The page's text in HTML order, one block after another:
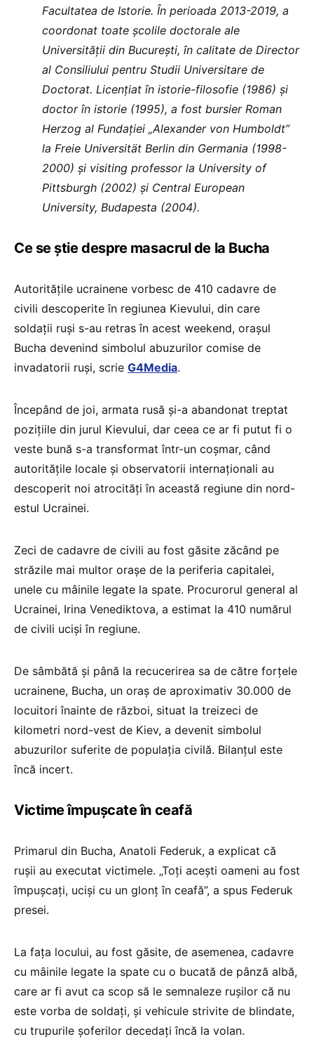
Facultatea de Istorie. În perioada 2013-2019, a
coordonat toate școlile doctorale ale
Universității din București, în calitate de Director
al Consiliului pentru Studii Universitare de
Doctorat. Licențiat în istorie-filosofie (1986) și
doctor în istorie (1995), a fost bursier Roman
Herzog al Fundaţiei „Alexander von Humboldt”
la Freie Universität Berlin din Germania (1998-
2000) și visiting professor la University of
Pittsburgh (2002) și Central European
University, Budapesta (2004).
Ce se știe despre masacrul de la Bucha
Autoritățile ucrainene vorbesc de 410 cadavre de
civili descoperite în regiunea Kievului, din care
soldații ruși s-au retras în acest weekend, orașul
Bucha devenind simbolul abuzurilor comise de
invadatorii ruși, scrie G4Media.
Începând de joi, armata rusă și-a abandonat treptat
pozițiile din jurul Kievului, dar ceea ce ar fi putut fi o
veste bună s-a transformat într-un coșmar, când
autoritățile locale și observatorii internaționali au
descoperit noi atrocități în această regiune din nord-
estul Ucrainei.
Zeci de cadavre de civili au fost găsite zăcând pe
străzile mai multor orașe de la periferia capitalei,
unele cu mâinile legate la spate. Procurorul general al
Ucrainei, Irina Venediktova, a estimat la 410 numărul
de civili uciși în regiune.
De sâmbătă și până la recucerirea sa de către forțele
ucrainene, Bucha, un oraș de aproximativ 30.000 de
locuitori înainte de război, situat la treizeci de
kilometri nord-vest de Kiev, a devenit simbolul
abuzurilor suferite de populația civilă. Bilanțul este
încă incert.
Victime împușcate în ceafă
Primarul din Bucha, Anatoli Federuk, a explicat că
rușii au executat victimele. „Toți acești oameni au fost
împușcați, uciși cu un glonț în ceafă”, a spus Federuk
presei.
La fața locului, au fost găsite, de asemenea, cadavre
cu mâinile legate la spate cu o bucată de pânză albă,
care ar fi avut ca scop să le semnaleze rușilor că nu
este vorba de soldați, și vehicule strivite de blindate,
cu trupurile șoferilor decedați încă la volan.